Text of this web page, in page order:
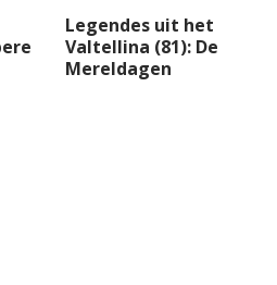
Legendes uit het
Valtellina (81): De
Mereldagen